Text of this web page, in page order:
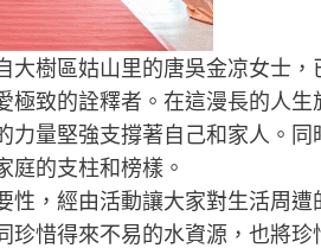
樹區姑山里的唐吳金凉女士，
致的詮釋者。在這漫長的人生
力量堅強支撐著自己和家人。同
庭的支柱和榜樣。
，經由活動讓大家對生活周遭
惜得來不易的水資源，也將珍